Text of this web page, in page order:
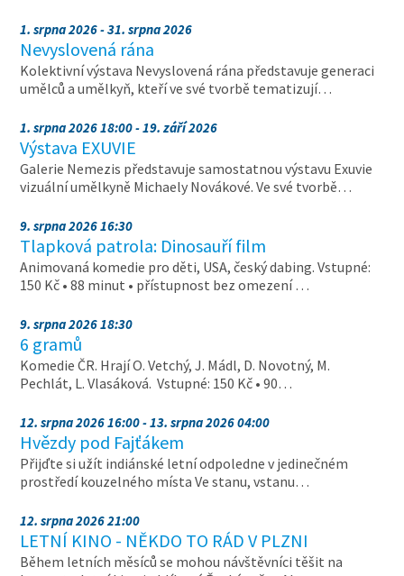
1. srpna 2026 - 31. srpna 2026
Nevyslovená rána
Kolektivní výstava Nevyslovená rána představuje generaci
umělců a umělkyň, kteří ve své tvorbě tematizují…
1. srpna 2026 18:00 - 19. září 2026
Výstava EXUVIE
Galerie Nemezis představuje samostatnou výstavu Exuvie
vizuální umělkyně Michaely Novákové. Ve své tvorbě…
9. srpna 2026 16:30
Tlapková patrola: Dinosauří film
Animovaná komedie pro děti, USA, český dabing. Vstupné:
150 Kč • 88 minut • přístupnost bez omezení …
9. srpna 2026 18:30
6 gramů
Komedie ČR. Hrají O. Vetchý, J. Mádl, D. Novotný, M.
Pechlát, L. Vlasáková. Vstupné: 150 Kč • 90…
12. srpna 2026 16:00 - 13. srpna 2026 04:00
Hvězdy pod Fajťákem
Přijďte si užít indiánské letní odpoledne v jedinečném
prostředí kouzelného místa Ve stanu, vstanu…
12. srpna 2026 21:00
LETNÍ KINO - NĚKDO TO RÁD V PLZNI
Během letních měsíců se mohou návštěvníci těšit na